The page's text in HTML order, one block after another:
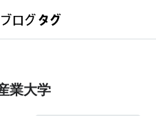
業大学